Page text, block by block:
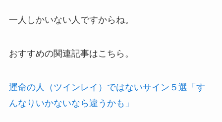
一人しかいない人ですからね。
おすすめの関連記事はこちら。
運命の人（ツインレイ）ではないサイン５選「す
んなりいかないなら違うかも」